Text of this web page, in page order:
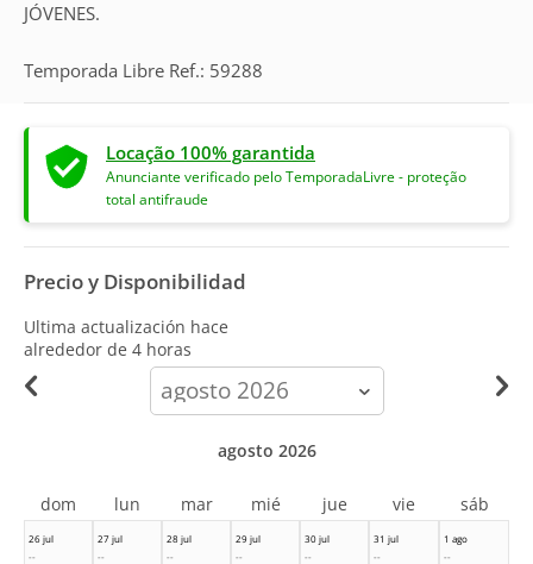
JÓVENES.
Temporada Libre Ref.: 59288
Locação 100% garantida
Anunciante verificado pelo TemporadaLivre - proteção
total antifraude
Precio y Disponibilidad
Ultima actualización hace
alrededor de 4 horas
calendar-
month
26 jul
--
27 jul
--
28 jul
--
29 jul
--
30 jul
--
31 jul
--
1 ago
--
agosto 2026
dom lun mar mié jue vie sáb